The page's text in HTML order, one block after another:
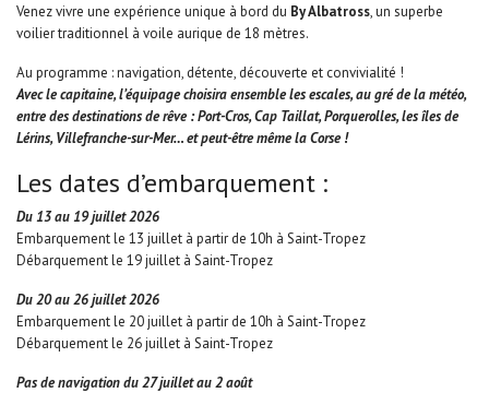
Venez vivre une expérience unique à bord du By Albatross, un superbe
voilier traditionnel à voile aurique de 18 mètres.
Au programme : navigation, détente, découverte et convivialité !
Avec le capitaine, l’équipage choisira ensemble les escales, au gré de la météo,
entre des destinations de rêve : Port-Cros, Cap Taillat, Porquerolles, les îles de
Lérins, Villefranche-sur-Mer… et peut-être même la Corse !
Les dates d’embarquement :
Du 13 au 19 juillet 2026
Embarquement le 13 juillet à partir de 10h à Saint-Tropez
Débarquement le 19 juillet à Saint-Tropez
Du 20 au 26 juillet 2026
Embarquement le 20 juillet à partir de 10h à Saint-Tropez
Débarquement le 26 juillet à Saint-Tropez
Pas de navigation du 27 juillet au 2 août